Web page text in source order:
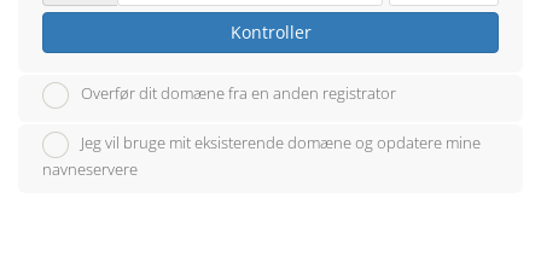
Kontroller
Overfør dit domæne fra en anden registrator
Jeg vil bruge mit eksisterende domæne og opdatere mine
navneservere